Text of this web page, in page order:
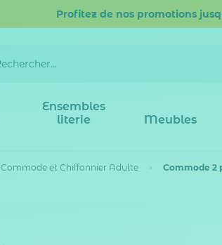
Profitez de nos promotions
Ensembles
literie
Meubles
Commode et Chiffonnier Adulte Commode 2